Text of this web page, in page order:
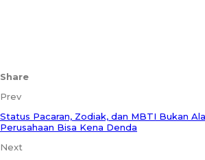
Share
Prev
Status Pacaran, Zodiak, dan MBTI Bukan
Perusahaan Bisa Kena Denda
Next